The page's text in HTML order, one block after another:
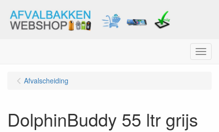
Menu
Afvalscheiding
DolphinBuddy 55 ltr grijs